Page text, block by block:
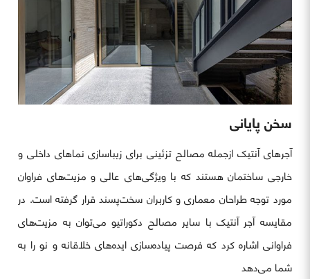
سخن پایانی
آجرهای آنتیک ازجمله مصالح تزئینی برای زیباسازی نماهای داخلی و
خارجی ساختمان هستند که با ویژگی‌های عالی و مزیت‌های فراوان
مورد توجه طراحان معماری و کاربران سخت‌پسند قرار گرفته است. در
مقایسه آجر آنتیک با سایر مصالح دکوراتیو می‌توان به مزیت‌های
فراوانی اشاره کرد که فرصت پیاده‌سازی ایده‌های خلاقانه و نو را به
شما می‌دهد